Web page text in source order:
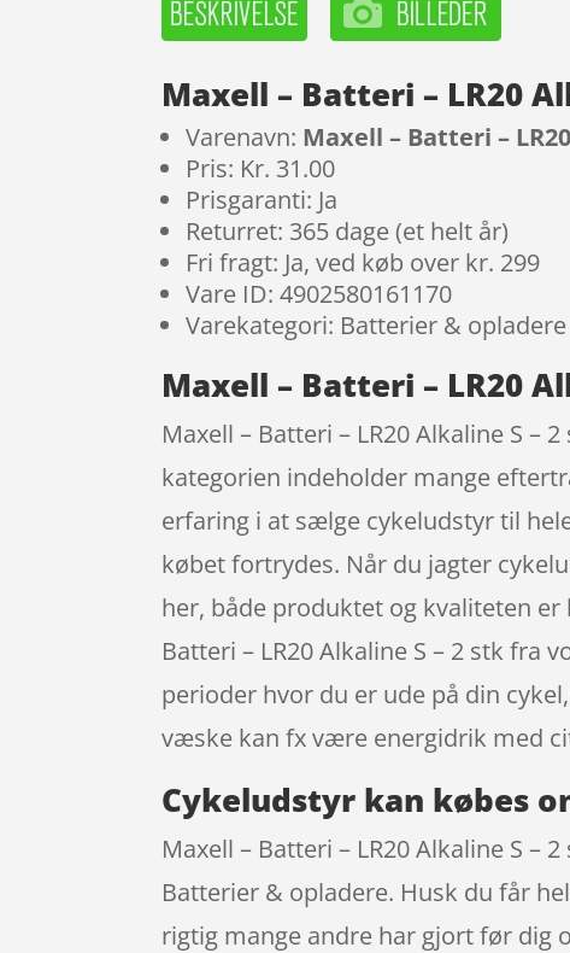
Maxell – Batteri – LR20
Varenavn: Maxell – Batteri –
Pris: Kr. 31.00
Prisgaranti: Ja
Returret: 365 dage (et helt år)
Fri fragt: Ja, ved køb over kr. 299
Vare ID: 4902580161170
Varekategori: Batterier & opladere
Maxell – Batteri – LR20
Maxell – Batteri – LR20 Alkaline S
kategorien indeholder mange
erfaring i at sælge cykeludstyr til
købet fortrydes. Når du jagter
her, både produktet og kvaliteten
Batteri – LR20 Alkaline S – 2 stk
perioder hvor du er ude på din
væske kan fx være energidrik med
Cykeludstyr kan købes
Maxell – Batteri – LR20 Alkaline S
Batterier & opladere. Husk du får
rigtig mange andre har gjort før dig